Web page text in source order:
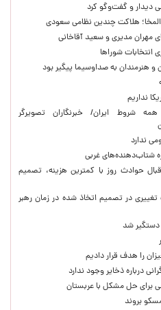
دیدار و گفت‌وگو کرد
هلاکت چندین نظامی سعودی
انتخابات شوراها
و هنرمندان به صداوسیما پیگیر بود
نداریم
شروط ایران/ خبرنگاران تصویرگر
ندارد
شتاب‌دهنده‌‌های غربی
حوادث روز با کمترین هزینه، تصمیم
در تصمیم اتخاذ شده در زمان رهبر
دستگیر شد
را هدف قرار دادیم
درباره ذخایر وجود ندارد
برای حل مشکل با عربستان
بروند